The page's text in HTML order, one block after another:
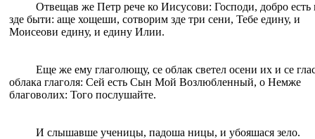
Отвещав же Петр рече ко Иисусови: Господи, добро есть
зде быти: аще хощеши, сотворим зде три сени, Тебе едину, и
Моисеови едину, и едину Илии.
Еще же ему глаголющу, се облак светел осени их и се
облака глаголя: Сей есть Сын Мой Возлюбленный, о Немже
благоволих: Того послушайте.
И слышавше ученицы, падоша ницы, и убояшася зело.